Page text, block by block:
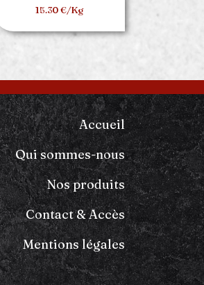
15.30 €/Kg
Accueil
Qui sommes-nous
Nos produits
Contact & Accès
Mentions légales